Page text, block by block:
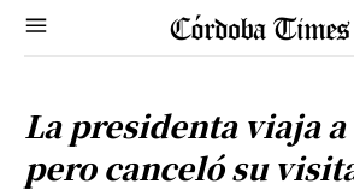
La presidenta viaja
pero canceló su